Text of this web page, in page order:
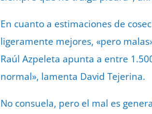
En cuanto a estimaciones de
ligeramente mejores, «pero
Raúl Azpeleta apunta a entre
normal», lamenta David Tejerina.
No consuela, pero el mal es